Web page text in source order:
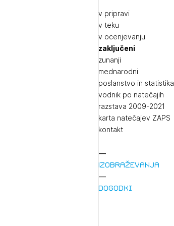
v pripravi
v teku
v ocenjevanju
zaključeni
zunanji
mednarodni
poslanstvo in statistika
vodnik po natečajih
razstava 2009-2021
karta natečajev ZAPS
kontakt
Izobraževanja
Dogodki